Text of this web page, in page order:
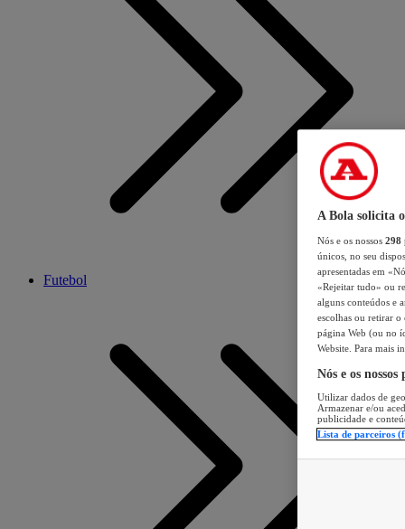
Futebol
A Bola solicita
Nós e os nossos 298
únicos, no seu
apresentadas em
«Rejeitar tudo» ou
alguns conteúdos e
escolhas ou retirar
página Web (ou no
Website. Para mais
Nós e os
Utilizar dados de
Armazenar e/ou
publicidade e
Lista de parceiros